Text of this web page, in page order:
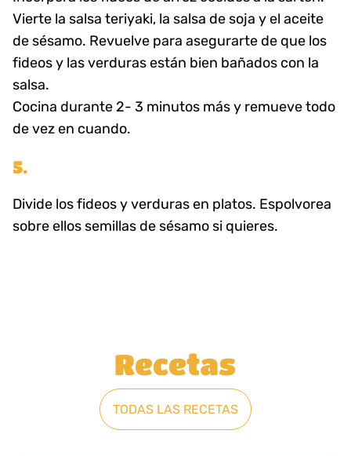
Vierte la salsa teriyaki, la salsa de soja y el aceite
de sésamo. Revuelve para asegurarte de que los
fideos y las verduras están bien bañados con la
salsa.
Cocina durante 2- 3 minutos más y remueve todo
de vez en cuando.
5.
Divide los fideos y verduras en platos. Espolvorea
sobre ellos semillas de sésamo si quieres.
Recetas
TODAS LAS RECETAS